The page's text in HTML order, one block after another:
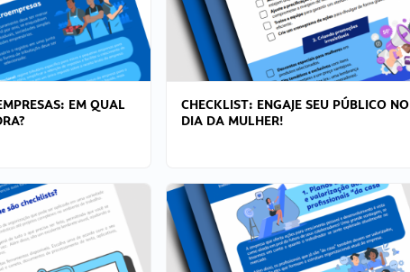
EM QUAL
CHECKLIST: ENGAJE SEU PÚBLICO NO
DIA DA MULHER!